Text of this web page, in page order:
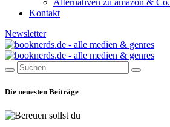
Alternativen zu amazon & Co.
Kontakt
Newsletter
Die neuesten Beiträge